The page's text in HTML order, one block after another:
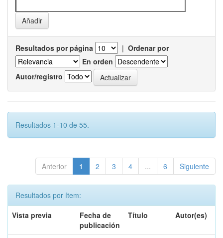
Resultados por página | Ordenar por
En orden
Autor/registro
Resultados 1-10 de 55.
Anterior 1 2 3 4 ... 6 Siguiente
Resultados por ítem:
Vista previa
Fecha de
publicación
Título Autor(es)